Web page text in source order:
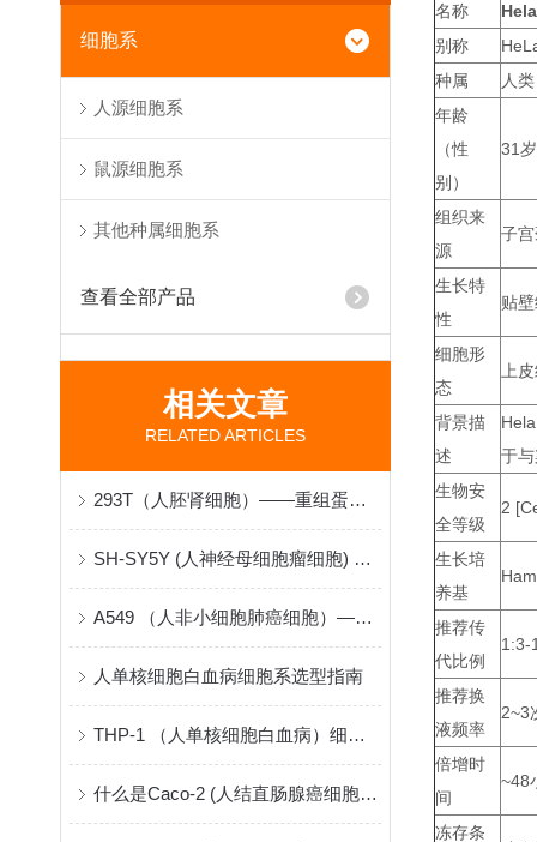
细胞系
人源细胞系
鼠源细胞系
其他种属细胞系
查看全部产品
相关文章
RELATED ARTICLES
293T（人胚肾细胞）——重组蛋白与病毒包装的“分子工厂”
SH-SY5Y (人神经母细胞瘤细胞) 在神经生物学研究中的原理与应用
A549 （人非小细胞肺癌细胞）——肺腺癌机制与药物筛选的“病理模型”
人单核细胞白血病细胞系选型指南
THP-1 （人单核细胞白血病）细胞系采购与建立指南
什么是Caco-2 (人结直肠腺癌细胞) ？
名称
别称
种属
人类
年龄
（性
别）
31岁
组织来
源
子
生长特
性
贴
细胞形
态
上
背景描
述
于
生物安
全等级
2
生长培
养基
推荐传
代比例
1:3-
推荐换
液频率
2~3
倍增时
间
~48
冻存条